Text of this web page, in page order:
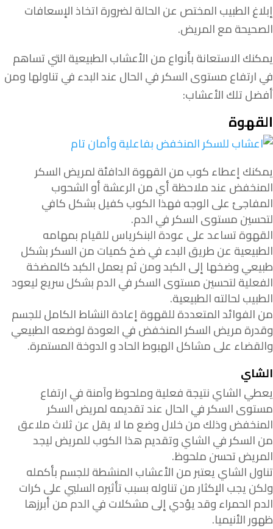
إبلاغ الطبيب المختص عن الحالة لضرورة اتخاذ الإسعافات
الصحيحة مع المريض.
يمكنك الاستعانة بأنواع من الأعشاب الطبيعية التي تساهم
في ارتفاع مستوى السكر في الحال عند البدء في تناولها ومن
أفضل تلك الأعشاب:
القهوة
يمكنك إعطاء كوب من القهوة الدافئة لمريض السكر
المنخفض عند ملاحظة أي من الرعشة أو الشحوب
المفاجئ على الوجه فهذا الكوب كفيل بشكل كافي
لتحسين مستوى السكر في الدم.
القهوة تساعد على عودة البنكرياس للقيام بمهامه
الطبيعية عن طريق البدء في ضخ كميات من السكر بشكل
طبيعي وضخها إلى الكبد ومن ثم يعمل الكبد كالمضخة
الفعلية لتحسين مستوى السكر في الدم بشكل سريع ليعود
الطبيب لحالته الطبيعية.
من الفوائد المتعددة للقهوة إعادة النشاط الكامل للجسم
وقدرة مريض السكر المنخفض في العودة لوضعه الطبيعي
والقضاء على مشاكل الهبوط الحاد و الدوخة المستمرة.
الشاي
يعطي الشاي نتيجة فعلية وملحوظ وآمنة في ارتفاع
مستوى السكر في الحال عند تقديمه لمريض السكر
المنخفض وذلك من خلال وضع ما لا يقل عن ثلاث ملاعق
من السكر في الشاي وتقديم هذا الكوب للمريض ليجد
المريض تحسن ملحوظ.
تناول الشاي يعتبر من الأعشاب المنشطة للجسم بأكمله
ولكن يجب الإكثار من تناوله بسبب تأثيره السلبي على كرات
الدم الحمراء وقد يؤدي إلى مشكلات في الدم من أبرزها
ظهور الأنيميا.